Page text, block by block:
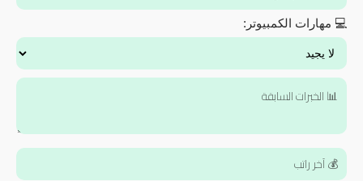
💻 مهارات الكمبيوتر: